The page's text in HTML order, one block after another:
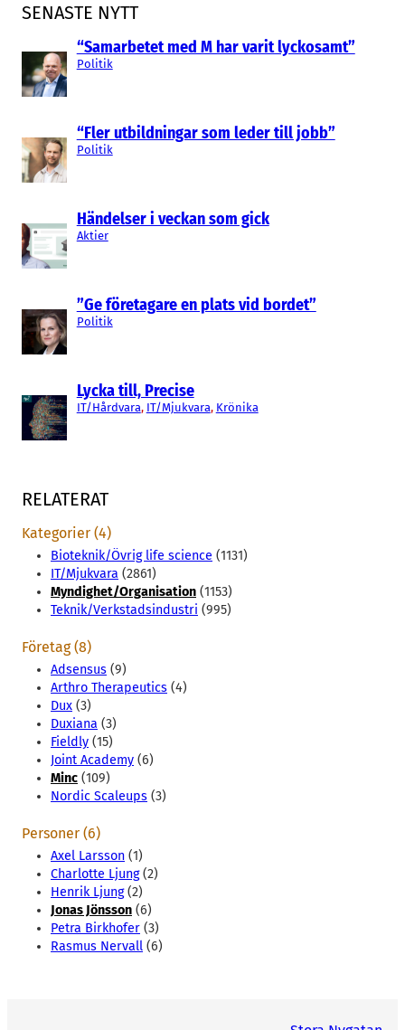
SENASTE NYTT
“Samarbetet med M har varit lyckosamt”
Politik
“Fler utbildningar som leder till jobb”
Politik
Händelser i veckan som gick
Aktier
”Ge företagare en plats vid bordet”
Politik
Lycka till, Precise
IT/Hårdvara, IT/Mjukvara, Krönika
RELATERAT
Kategorier (4)
Bioteknik/Övrig life science (1131)
IT/Mjukvara (2861)
Myndighet/Organisation (1153)
Teknik/Verkstadsindustri (995)
Företag (8)
Adsensus (9)
Arthro Therapeutics (4)
Dux (3)
Duxiana (3)
Fieldly (15)
Joint Academy (6)
Minc (109)
Nordic Scaleups (3)
Personer (6)
Axel Larsson (1)
Charlotte Ljung(2)
Henrik Ljung(2)
Jonas Jönsson (6)
Petra Birkhofer (3)
Rasmus Nervall (6)